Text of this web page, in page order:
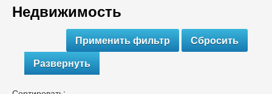
Недвижимость
Развернуть